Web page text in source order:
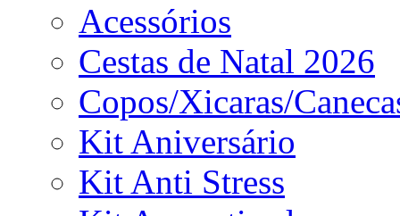
Acessórios
Cestas de Natal 2026
Copos/Xicaras/
Kit Aniversário
Kit Anti Stress